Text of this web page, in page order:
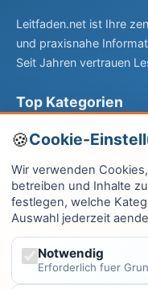
Leitfaden.net ist Ihre
und praxisnahe
Seit Jahren vertrauen
Top Kategorien
Computer & EDV
Haus & Garten
Fitness & Gesundheit
Wissen & Lernen
Finanzen
Cookie-
Wir verwenden
betreiben und Inhalte
festlegen, welche
Auswahl jederzeit
Notwendig
Erforderlich fuer